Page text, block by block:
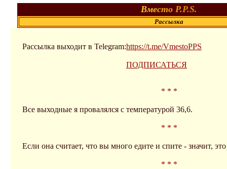
Вместо P.P.S.
Рассылка
Рассылка выходит в Telegram:https://t.me/VmestoPPS
ПОДПИСАТЬСЯ
* * *
Все выходные я провалялся с температурой 36,6.
* * *
Если она считает, что вы много едите и спите - значит,
* * *